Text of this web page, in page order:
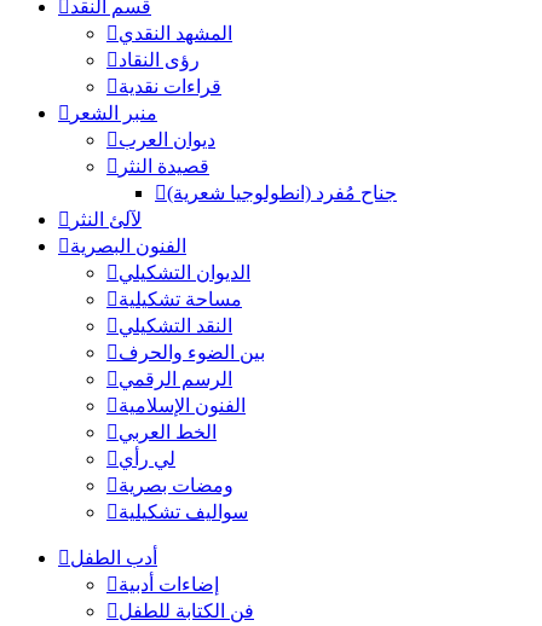
قسم النقد
المشهد النقدي
رؤى النقاد
قراءات نقدية
منبر الشعر
ديوان العرب
قصيدة النثر
جناح مُفرد (انطولوجيا شعرية)
لآلئ النثر
الفنون البصرية
الديوان التشكيلي
مساحة تشكيلية
النقد التشكيلي
بين الضوء والحرف
الرسم الرقمي
الفنون الإسلامية
الخط العربي
لي رأي
ومضات بصرية
سواليف تشكيلية
أدب الطفل
إضاءات أدبية
فن الكتابة للطفل